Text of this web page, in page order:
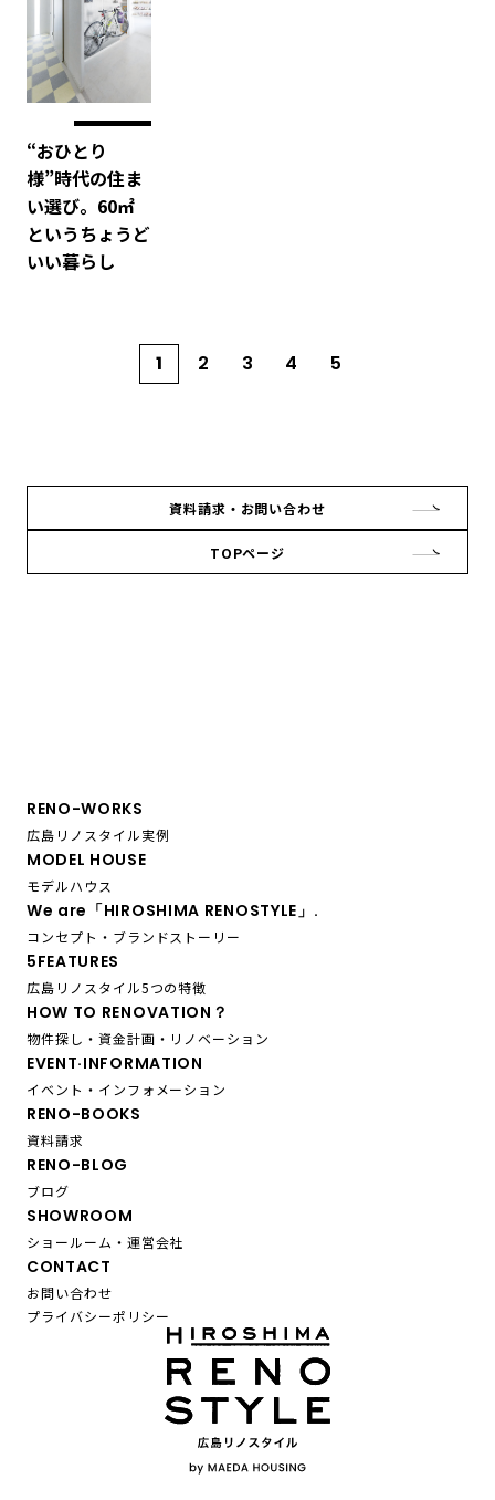
“おひとり
様”時代の住ま
い選び。60㎡
というちょうど
いい暮らし
1 2 3 4 5
資料請求・お問い合わせ
TOPページ
RENO-WORKS
広島リノスタイル実例
MODEL HOUSE
モデルハウス
We are「HIROSHIMA RENOSTYLE」.
コンセプト・ブランドストーリー
5FEATURES
広島リノスタイル5つの特徴
HOW TO RENOVATION？
物件探し・資金計画・リノベーション
EVENT·INFORMATION
イベント・インフォメーション
RENO-BOOKS
資料請求
RENO-BLOG
ブログ
SHOWROOM
ショールーム・運営会社
CONTACT
お問い合わせ
プライバシーポリシー